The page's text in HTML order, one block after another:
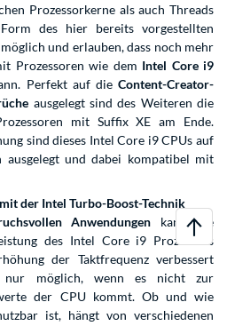
Prozessorkerne als auch Threads
des hier bereits vorgestellten
und erlauben, dass noch mehr
Prozessoren wie dem Intel Core i9
Perfekt auf die Content-Creator-
ausgelegt sind des Weiteren die
mit Suffix XE am Ende.
sind dieses Intel Core i9 CPUs auf
ausgelegt und dabei kompatibel mit
der Intel Turbo-Boost-Technik
Anwendungen kann die
des Intel Core i9 Prozessors
der Taktfrequenz verbessert
möglich, wenn es nicht zur
der CPU kommt. Ob und wie
ist, hängt von verschiedenen